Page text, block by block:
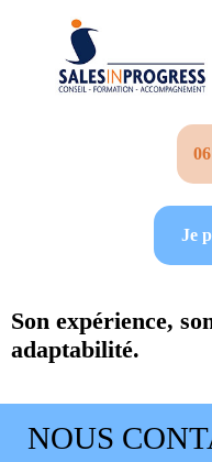
Je
Son expérience,
adaptabilité.
NOUS